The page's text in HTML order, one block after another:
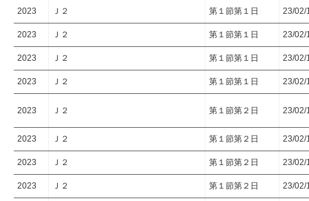
2023 Ｊ２ 第１節第１日 23/02/
2023 Ｊ２ 第１節第１日 23/02/
2023 Ｊ２ 第１節第１日 23/02/
2023 Ｊ２ 第１節第１日 23/02/
2023 Ｊ２ 第１節第２日 23/02/
2023 Ｊ２ 第１節第２日 23/02/
2023 Ｊ２ 第１節第２日 23/02/
2023 Ｊ２ 第１節第２日 23/02/